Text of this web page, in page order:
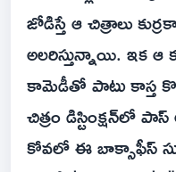
జోడిస్తే ఆ చిత్రాలు
అలరిస్తున్నాయి. ఇక
కామెడీతో పాటు కాస్త
చిత్రం డిస్టింక్షన్‌లో
కోవలో ఈ బాక్సాఫీస్‌